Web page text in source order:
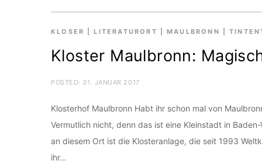
KLOSER LITERATURORT MAULBRONN
Kloster Maulbronn:
POSTED: 31. JANUAR 2017
Klosterhof Maulbronn Habt ihr schon mal von
Vermutlich nicht, denn das ist eine Kleinstadt in
an diesem Ort ist die Klosteranlage, die seit 1993
ihr…